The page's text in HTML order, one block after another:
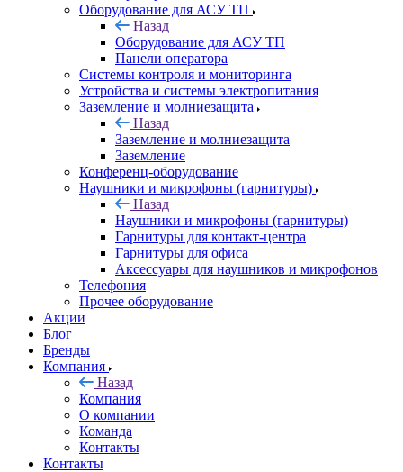
Оборудование для АСУ ТП
Назад
Оборудование для АСУ ТП
Панели оператора
Системы контроля и мониторинга
Устройства и системы электропитания
Заземление и молниезащита
Назад
Заземление и молниезащита
Заземление
Конференц-оборудование
Наушники и микрофоны (гарнитуры)
Назад
Наушники и микрофоны (гарнитуры)
Гарнитуры для контакт-центра
Гарнитуры для офиса
Аксессуары для наушников и микрофонов
Телефония
Прочее оборудование
Акции
Блог
Бренды
Компания
Назад
Компания
О компании
Команда
Контакты
Контакты